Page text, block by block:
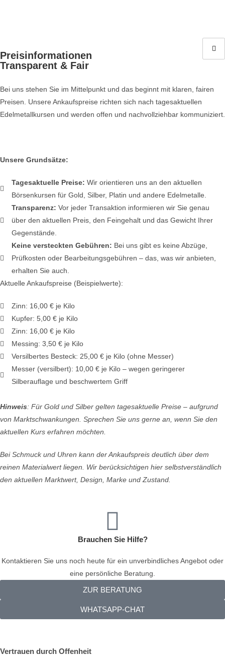
Preisinformationen
Transparent & Fair
Bei uns stehen Sie im Mittelpunkt und das beginnt mit klaren, fairen
Preisen. Unsere Ankaufspreise richten sich nach tagesaktuellen
Edelmetallkursen und werden offen und nachvollziehbar kommuniziert.
Unsere Grundsätze:
Tagesaktuelle Preise: Wir orientieren uns an den aktuellen
Börsenkursen für Gold, Silber, Platin und andere Edelmetalle.
Transparenz: Vor jeder Transaktion informieren wir Sie genau
über den aktuellen Preis, den Feingehalt und das Gewicht Ihrer
Gegenstände.
Keine versteckten Gebühren: Bei uns gibt es keine Abzüge,
Prüfkosten oder Bearbeitungsgebühren – das, was wir anbieten,
erhalten Sie auch.
Aktuelle Ankaufspreise (Beispielwerte):
Zinn: 16,00 € je Kilo
Kupfer: 5,00 € je Kilo
Zinn: 16,00 € je Kilo
Messing: 3,50 € je Kilo
Versilbertes Besteck: 25,00 € je Kilo (ohne Messer)
Messer (versilbert): 10,00 € je Kilo – wegen geringerer
Silberauflage und beschwertem Griff
Hinweis: Für Gold und Silber gelten tagesaktuelle Preise – aufgrund
von Marktschwankungen. Sprechen Sie uns gerne an, wenn Sie den
aktuellen Kurs erfahren möchten.
Bei Schmuck und Uhren kann der Ankaufspreis deutlich über dem
reinen Materialwert liegen. Wir berücksichtigen hier selbstverständlich
den aktuellen Marktwert, Design, Marke und Zustand.
Brauchen Sie Hilfe?
Kontaktieren Sie uns noch heute für ein unverbindliches Angebot oder
eine persönliche Beratung.
ZUR BERATUNG
WHATSAPP-CHAT
Vertrauen durch Offenheit